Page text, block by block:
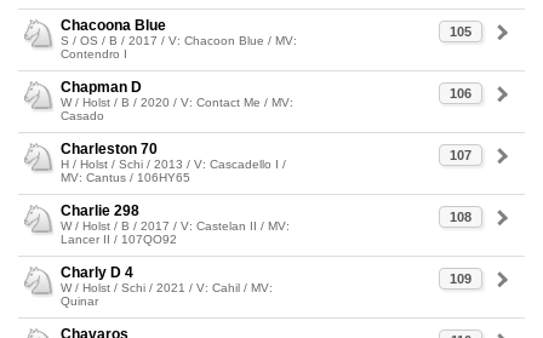
105
Chacoona Blue
S / OS / B / 2017 / V: Chacoon Blue / MV:
Contendro I
106
Chapman D
W / Holst / B / 2020 / V: Contact Me / MV:
Casado
107
Charleston 70
H / Holst / Schi / 2013 / V: Cascadello I /
MV: Cantus / 106HY65
108
Charlie 298
W / Holst / B / 2017 / V: Castelan II / MV:
Lancer II / 107QO92
109
Charly D 4
W / Holst / Schi / 2021 / V: Cahil / MV:
Quinar
Chavaros